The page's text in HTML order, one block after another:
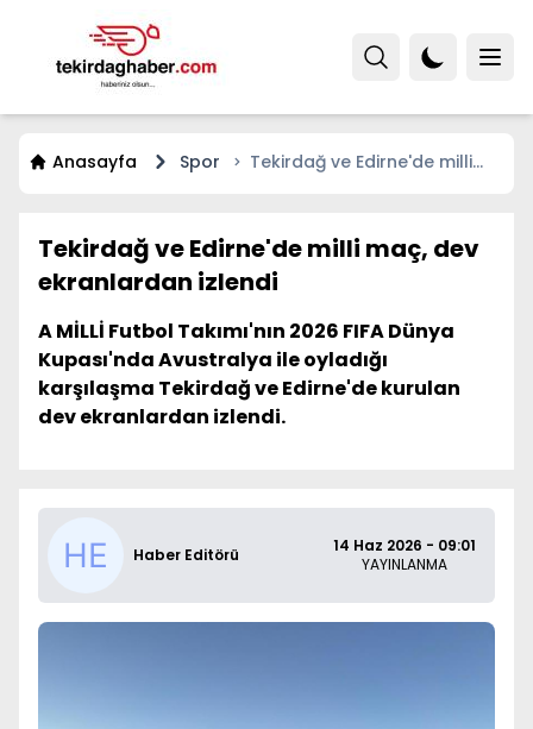
Anasayfa Spor
Tekirdağ ve Edirne'de milli
Tekirdağ ve Edirne'de milli maç, dev
ekranlardan izlendi
A MİLLİ Futbol Takımı'nın 2026 FIFA Dünya
Kupası'nda Avustralya ile oyladığı
karşılaşma Tekirdağ ve Edirne'de kurulan
dev ekranlardan izlendi.
Haber Editörü
14 Haz 2026 - 09:01
YAYINLANMA